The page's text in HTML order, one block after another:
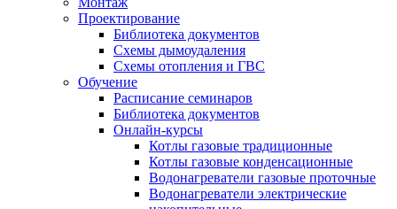
Проектирование
Библиотека документов
Схемы дымоудаления
Схемы отопления и ГВС
Обучение
Расписание семинаров
Библиотека документов
Онлайн-курсы
Котлы газовые традиционные
Котлы газовые конденсационные
Водонагреватели газовые проточные
Водонагреватели электрические